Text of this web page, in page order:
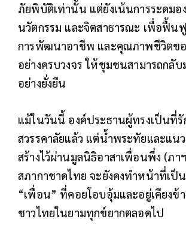
ภัยพิบัติเท่านั้น แต่ยังเน้นการระดมอ
นวัตกรรม และจิตสาธารณะ เพื่อฟื้น
การพัฒนาอาชีพ และคุณภาพชีวิตข
อย่างครบวงจร ให้ชุมชนสามารถกลั
อย่างยั่งยืน
แม้ในวันนี้ องค์ประธานผู้ทรงเป็นที่รั
สวรรคาลัยแล้ว แต่น้ำพระทัยและแน
สร้างไว้ผ่านมูลนิธิอาสาเพื่อนพึ่ง (ภา
สภากาชาดไทย จะยังคงทำหน้าที่เป็
“เพื่อน” ที่คอยโอบอุ้มและอยู่เคียงข้
ชาวไทยในยามทุกข์ยากตลอดไป